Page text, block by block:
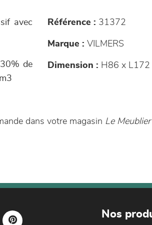
avec
de
Référence : 31372
Marque : VILMERS
Dimension : H86 x L172
dans votre magasin Le
Nos